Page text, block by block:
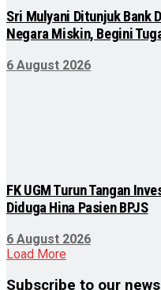
Sri Mulyani Ditunjuk Bank
Negara Miskin, Begini
6 August 2026
FK UGM Turun Tangan
Diduga Hina Pasien BPJS
6 August 2026
Load More
Subscribe to our